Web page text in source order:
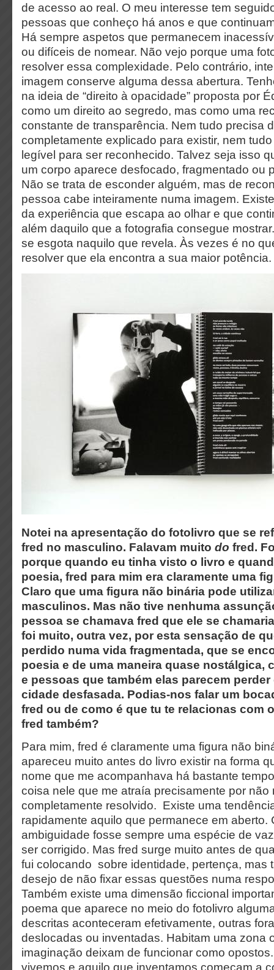
de acesso ao real. O meu interesse tem
pessoas que conheço há anos e que
Há sempre aspetos que permanecem
ou difíceis de nomear. Não vejo porque uma
resolver essa complexidade. Pelo contrário,
imagem conserve alguma dessa abertura.
na ideia de “direito à opacidade” proposta por
como um direito ao segredo, mas como uma
constante de transparência. Nem tudo precisa
completamente explicado para existir, nem
legível para ser reconhecido. Talvez seja isso
um corpo aparece desfocado, fragmentado ou
Não se trata de esconder alguém, mas de
pessoa cabe inteiramente numa imagem.
da experiência que escapa ao olhar e que
além daquilo que a fotografia consegue
se esgota naquilo que revela. Às vezes é no
resolver que ela encontra a sua maior potência.
Notei na apresentação do fotolivro que se
fred no masculino. Falavam muito do fred.
porque quando eu tinha visto o livro e
poesia, fred para mim era claramente uma
Claro que uma figura não binária pode
masculinos. Mas não tive nenhuma
pessoa se chamava fred que ele se
foi muito, outra vez, por esta sensação de
perdido numa vida fragmentada, que se
poesia e de uma maneira quase nostálgica,
e pessoas que também elas parecem
cidade desfasada. Podias-nos falar um
fred ou de como é que tu te relacionas com
fred também?
Para mim, fred é claramente uma figura não
apareceu muito antes do livro existir na forma
nome que me acompanhava há bastante
coisa nele que me atraía precisamente por não
completamente resolvido. Existe uma
rapidamente aquilo que permanece em aberto.
ambiguidade fosse sempre uma espécie de
ser corrigido. Mas fred surge muito antes de
fui colocando sobre identidade, pertença, mas
desejo de não fixar essas questões numa
Também existe uma dimensão ficcional
poema que aparece no meio do fotolivro
descritas aconteceram efetivamente, outras
deslocadas ou inventadas. Habitam uma zona
imaginação deixam de funcionar como
vivemos e aquilo que inventamos começam a